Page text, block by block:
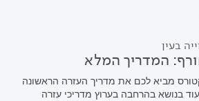
בעין
המדריך המלא
מביא לכם את מדריך העזרה הראשונה
בנושא בהרחבה בערוץ מדריכי עזרה